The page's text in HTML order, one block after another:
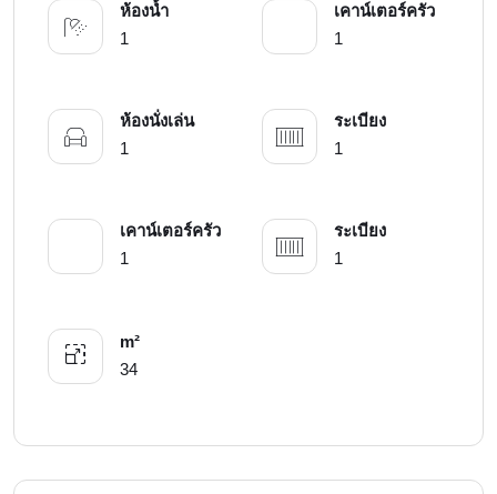
ห้องน้ำ
1
เคาน์เตอร์ครัว
1
ห้องนั่งเล่น
1
ระเบียง
1
เคาน์เตอร์ครัว
1
ระเบียง
1
m²
34